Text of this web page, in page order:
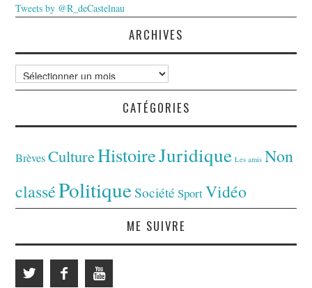
Tweets by @R_deCastelnau
ARCHIVES
Archives
CATÉGORIES
Brèves CultureHistoireJuridique Les amis Non
classéPolitiqueSociété SportVidéo
ME SUIVRE